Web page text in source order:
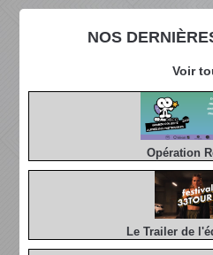
NOS
Voir
Opération
Le Trailer de